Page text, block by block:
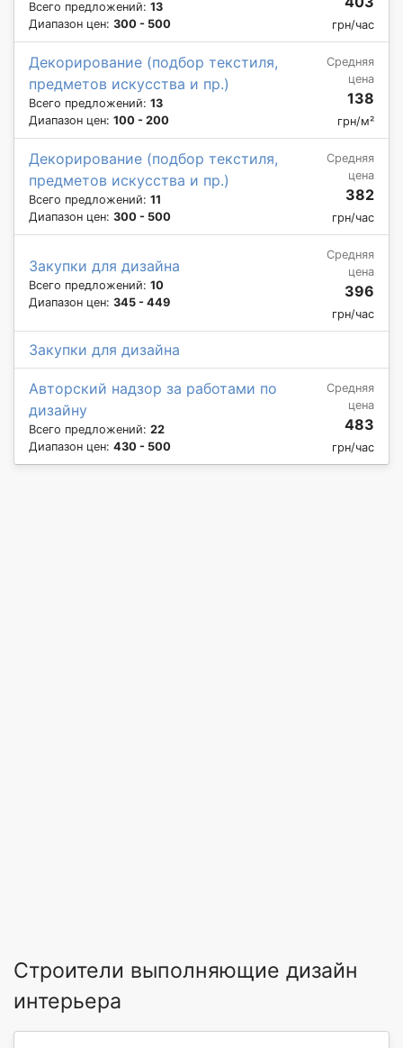
Всего предложений: 13
Диапазон цен: 300 - 500 грн/час
Декорирование (подбор текстиля,
предметов искусства и пр.)
Всего предложений: 13
Диапазон цен: 100 - 200
Средняя
цена
138
грн/м²
Декорирование (подбор текстиля,
предметов искусства и пр.)
Всего предложений: 11
Диапазон цен: 300 - 500
Средняя
цена
382
грн/час
Закупки для дизайна
Всего предложений: 10
Диапазон цен: 345 - 449
Средняя
цена
396
грн/час
Закупки для дизайна
Авторский надзор за работами по
дизайну
Всего предложений: 22
Диапазон цен: 430 - 500
Средняя
цена
483
грн/час
Строители выполняющие дизайн
интерьера